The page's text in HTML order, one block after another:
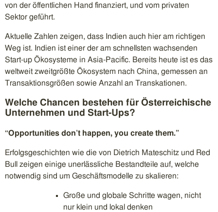
von der öffentlichen Hand finanziert, und vom privaten
Sektor geführt.
Aktuelle Zahlen zeigen, dass Indien auch hier am richtigen
Weg ist. Indien ist einer der am schnellsten wachsenden
Start-up Ökosysteme in Asia-Pacific. Bereits heute ist es das
weltweit zweitgrößte Ökosystem nach China, gemessen an
Transaktionsgrößen sowie Anzahl an Transkationen.
Welche Chancen bestehen für Österreichische
Unternehmen und Start-Ups?
“Opportunities don’t happen, you create them.”
Erfolgsgeschichten wie die von Dietrich Mateschitz und Red
Bull zeigen einige unerlässliche Bestandteile auf, welche
notwendig sind um Geschäftsmodelle zu skalieren:
Große und globale Schritte wagen, nicht
nur klein und lokal denken